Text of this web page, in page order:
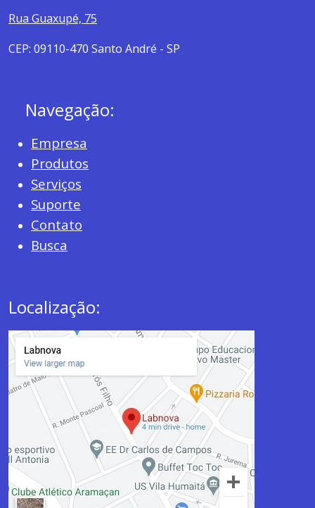
Rua Guaxupé, 75
CEP: 09110-470 Santo André - SP
Navegação:
Empresa
Produtos
Serviços
Suporte
Contato
Busca
Localização: